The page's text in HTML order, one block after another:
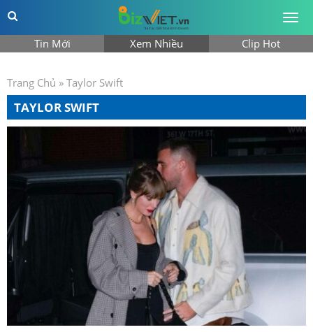
Tin Mới Xem Nhiều Clip Hot
Trang Chủ » Taylor Swift
TAYLOR SWIFT